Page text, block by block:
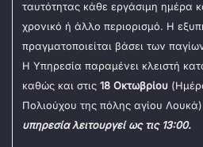
ταυτότητας κάθε εργάσιμη ημέρα
χρονικό ή άλλο περιορισμό. Η
πραγματοποιείται βάσει των
Η Υπηρεσία παραμένει κλειστή
καθώς και στις 18 Οκτωβρίου
Πολιούχου της πόλης αγίου
υπηρεσία λειτουργεί ως τις 13:00.